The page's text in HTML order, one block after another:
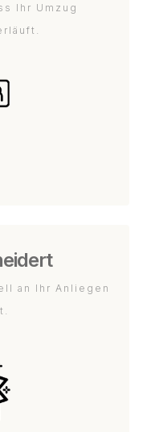
Ihr Umzug
an Ihr Anliegen